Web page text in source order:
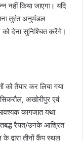
नहीं किया जाएगा। यदि
तुरंत अनुमंडल
को देना सुनिश्चित करेंगे।
को तैयार कर लिया गया
अखोरीपुर एवं
कागजात यथा
रैयत/उनके आश्रित
द्वारा तीनों कैंप स्थल